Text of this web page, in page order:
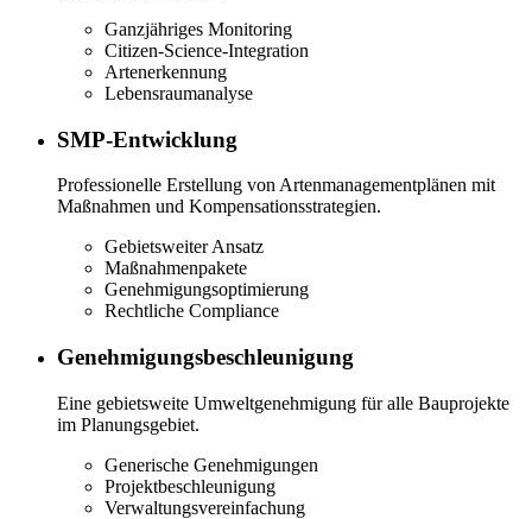
Ganzjähriges Monitoring
Citizen-Science-Integration
Artenerkennung
Lebensraumanalyse
SMP-Entwicklung
Professionelle Erstellung von Artenmanagementplänen mit
Maßnahmen und Kompensationsstrategien.
Gebietsweiter Ansatz
Maßnahmenpakete
Genehmigungsoptimierung
Rechtliche Compliance
Genehmigungsbeschleunigung
Eine gebietsweite Umweltgenehmigung für alle Bauprojekte
im Planungsgebiet.
Generische Genehmigungen
Projektbeschleunigung
Verwaltungsvereinfachung